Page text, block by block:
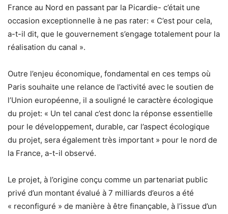
France au Nord en passant par la Picardie- c’était une
occasion exceptionnelle à ne pas rater: « C’est pour cela,
a-t-il dit, que le gouvernement s’engage totalement pour la
réalisation du canal ».
Outre l’enjeu économique, fondamental en ces temps où
Paris souhaite une relance de l’activité avec le soutien de
l’Union européenne, il a souligné le caractère écologique
du projet: « Un tel canal c’est donc la réponse essentielle
pour le développement, durable, car l’aspect écologique
du projet, sera également très important » pour le nord de
la France, a-t-il observé.
Le projet, à l’origine conçu comme un partenariat public
privé d’un montant évalué à 7 milliards d’euros a été
« reconfiguré » de manière à être finançable, à l’issue d’un